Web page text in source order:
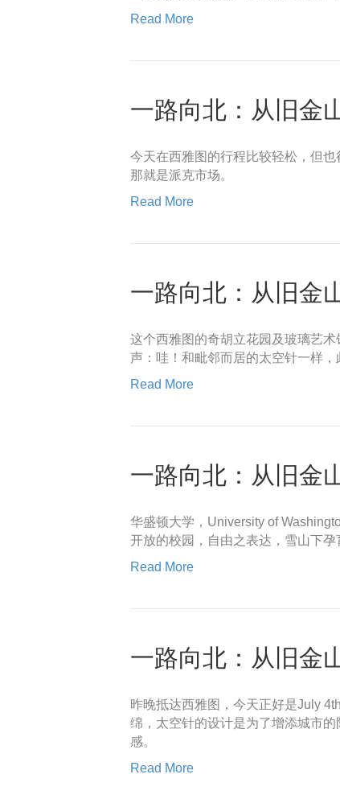
Read More
一路向北：从旧金
今天在西雅图的行程比较轻松，但
那就是派克市场。
Read More
一路向北：从旧金
这个西雅图的奇胡立花园及玻璃艺
声：哇！和毗邻而居的太空针一样
Read More
一路向北：从旧金
华盛顿大学，University of
开放的校园，自由之表达，雪山下
Read More
一路向北：从旧金
昨晚抵达西雅图，今天正好是July
绵，太空针的设计是为了增添城市
感。
Read More